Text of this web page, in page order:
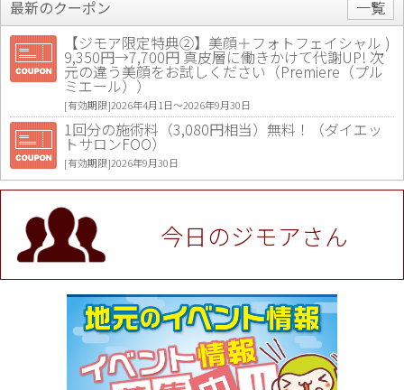
最新のクーポン
一覧
【ジモア限定特典②】美顔＋フォトフェイシャル )
9,350円→7,700円 真皮層に働きかけて代謝UP! 次
元の違う美顔をお試しください（Premiere（プル
ミエール））
[有効期限]2026年4月1日〜2026年9月30日
1回分の施術料（3,080円相当）無料！（ダイエッ
トサロンFOO）
[有効期限]2026年9月30日
値段提示後「ジモア見た」で更に買い取り金額 U
P！※チケットと新品商品は除く（大黒屋 高田馬場
駅前店）
[有効期限]2026年9月30日
★ジモア限定特典★ お会計より全品5％OFF（ナチ
ュラル＆ハンドメイドショップ［マキマキ］）
[有効期限]2026年9月30日まで
【ジモア限定①】初回割引 特価 VIO脱毛11,000円
⇒8,800円（メンズ専門ワックス脱毛サロン Mickle
（ミックル））
[有効期限]2026年9月30日
今日のジモアさん